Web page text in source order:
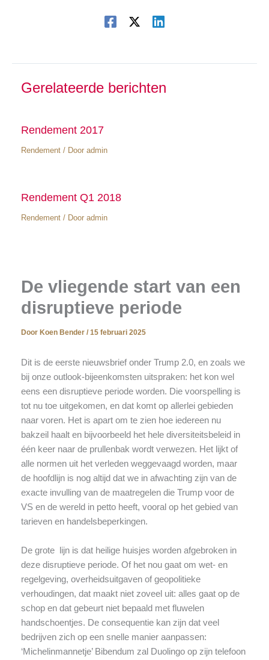
Gerelateerde berichten
Rendement 2017
Rendement/ Door admin
Rendement Q1 2018
Rendement/ Door admin
De vliegende start van een
disruptieve periode
Door Koen Bender / 15 februari 2025
Dit is de eerste nieuwsbrief onder Trump 2.0, en zoals we
bij onze outlook-bijeenkomsten uitspraken: het kon wel
eens een disruptieve periode worden. Die voorspelling is
tot nu toe uitgekomen, en dat komt op allerlei gebieden
naar voren. Het is apart om te zien hoe iedereen nu
bakzeil haalt en bijvoorbeeld het hele diversiteitsbeleid in
één keer naar de prullenbak wordt verwezen. Het lijkt of
alle normen uit het verleden weggevaagd worden, maar
de hoofdlijn is nog altijd dat we in afwachting zijn van de
exacte invulling van de maatregelen die Trump voor de
VS en de wereld in petto heeft, vooral op het gebied van
tarieven en handelsbeperkingen.
De grote lijn is dat heilige huisjes worden afgebroken in
deze disruptieve periode. Of het nou gaat om wet- en
regelgeving, overheidsuitgaven of geopolitieke
verhoudingen, dat maakt niet zoveel uit: alles gaat op de
schop en dat gebeurt niet bepaald met fluwelen
handschoentjes. De consequentie kan zijn dat veel
bedrijven zich op een snelle manier aanpassen:
‘Michelinmannetje’ Bibendum zal Duolingo op zijn telefoon